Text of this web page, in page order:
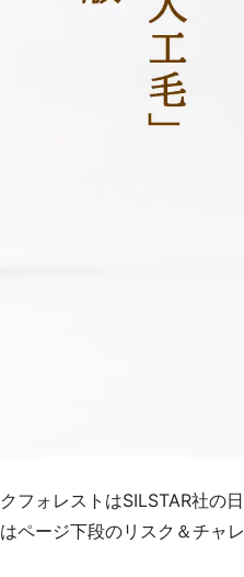
フォレストはSILSTAR社の
ページ下段のリスク＆チャ